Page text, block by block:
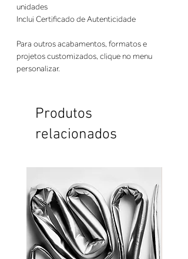
unidades
Inclui Certificado de Autenticidade
Para outros acabamentos, formatos e
projetos customizados, clique no menu
personalizar.
Produtos
relacionados